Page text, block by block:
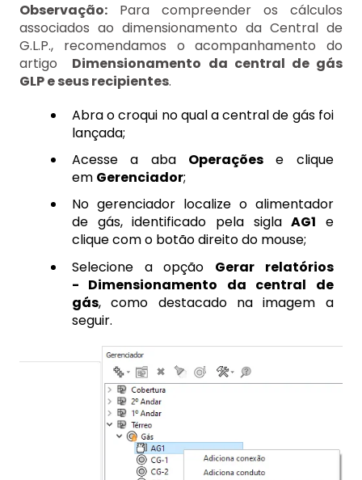
Observação: Para compreender os cálculos
associados ao dimensionamento da Central de
G.L.P., recomendamos o acompanhamento do
artigo Dimensionamento da central de gás
GLP e seus recipientes.
Abra o croqui no qual a central de gás foi
lançada;
Acesse a aba Operações e clique
em Gerenciador;
No gerenciador localize o alimentador
de gás, identificado pela siglaAG1 e
clique com o botão direito do mouse;
Selecione aopção Gerar relatórios
- Dimensionamento da central de
gás, como destacado na imagem a
seguir.